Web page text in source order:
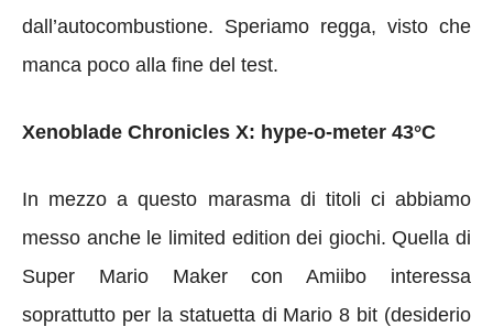
dall’autocombustione. Speriamo regga, visto che
manca poco alla fine del test.
Xenoblade Chronicles X: hype-o-meter 43°C
In mezzo a questo marasma di titoli ci abbiamo
messo anche le limited edition dei giochi. Quella di
Super Mario Maker con Amiibo interessa
soprattutto per la statuetta di Mario 8 bit (desiderio